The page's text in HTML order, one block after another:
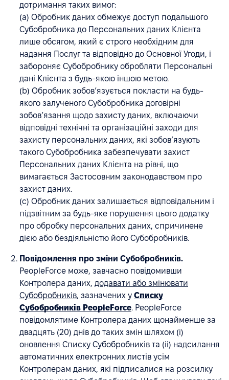
дотримання таких вимог:
(a) Обробник даних обмежує доступ подальшого
Субобробника до Персональних даних Клієнта
лише обсягом, який є строго необхідним для
надання Послуг та відповідно до Основної Угоди, і
забороняє Субобробнику обробляти Персональні
дані Клієнта з будь-якою іншою метою.
(b) Обробник зобов’язується покласти на будь-
якого залученого Субобробника договірні
зобов’язання щодо захисту даних, включаючи
відповідні технічні та організаційні заходи для
захисту персональних даних, які зобов’язують
такого Субобробника забезпечувати захист
Персональних даних Клієнта на рівні, що
вимагається Застосовним законодавством про
захист даних.
(c) Обробник даних залишається відповідальним і
підзвітним за будь-яке порушення цього додатку
про обробку персональних даних, спричинене
дією або бездіяльністю його Субобробників.
Повідомлення про зміни Субобробників.
PeopleForce може, завчасно повідомивши
Контролера даних, додавати або змінювати
Субобробників, зазначених у Списку
Субобробників PeopleForce. PeopleForce
повідомлятиме Контролера даних щонайменше за
двадцять (20) днів до таких змін шляхом (i)
оновлення Списку Субобробників та (ii) надсилання
автоматичних електронних листів усім
Контролерам даних, які підписалися на розсилку